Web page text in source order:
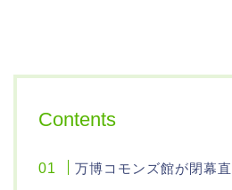
Contents
万博コモンズ館が閉幕直